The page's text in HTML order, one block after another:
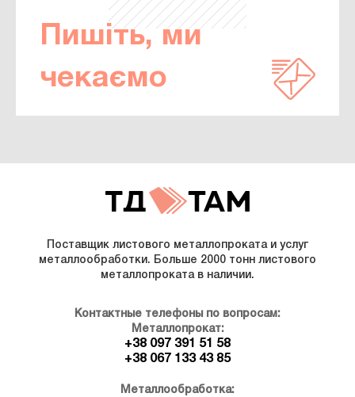
Пишіть, ми
чекаємо
Поставщик листового металлопроката и услуг
металлообработки. Больше 2000 тонн листового
металлопроката в наличии.
Контактные телефоны по вопросам:
Металлопрокат:
+38 097 391 51 58
+38 067 133 43 85
Металлообработка: